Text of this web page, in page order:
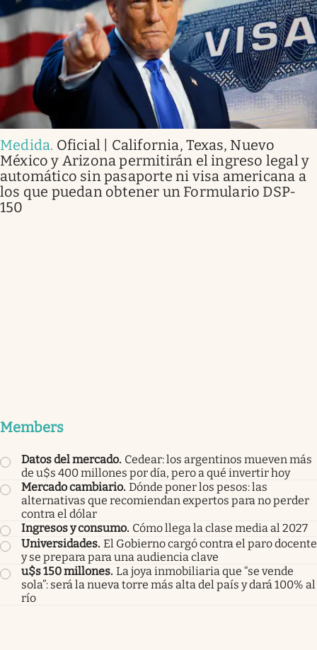
Medida. Oficial | California, Texas, Nuevo
México y Arizona permitirán el ingreso legal y
automático sin pasaporte ni visa americana a
los que puedan obtener un Formulario DSP-
150
Members
Datos del mercado. Cedear: los argentinos mueven más
de u$s 400 millones por día, pero a qué invertir hoy
Mercado cambiario. Dónde poner los pesos: las
alternativas que recomiendan expertos para no perder
contra el dólar
Ingresos y consumo. Cómo llega la clase media al 2027
Universidades. El Gobierno cargó contra el paro docente
y se prepara para una audiencia clave
u$s 150 millones. La joya inmobiliaria que “se vende
sola”: será la nueva torre más alta del país y dará 100% al
río